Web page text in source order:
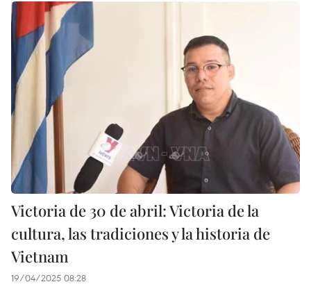
Victoria de 30 de abril: Victoria de la
cultura, las tradiciones y la historia de
Vietnam
19/04/2025 08:28